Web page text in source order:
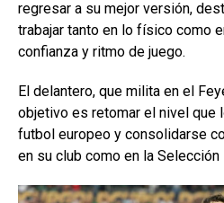
regresar a su mejor versión,
trabajar tanto en lo físico como
confianza y ritmo de juego.
El delantero, que milita en el
objetivo es retomar el nivel que
futbol europeo y consolidarse
en su club como en la Selección